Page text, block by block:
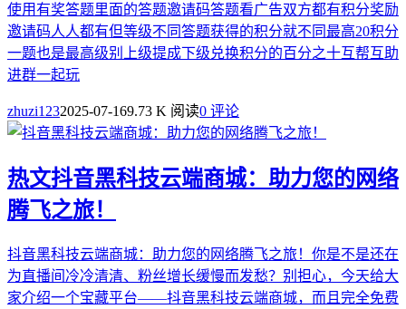
使用有奖答题里面的答题邀请码答题看广告双方都有积分奖励
邀请码人人都有但等级不同答题获得的积分就不同最高20积分
一题也是最高级别上级提成下级兑换积分的百分之十互帮互助
进群一起玩
zhuzi1232025-07-169.73 K 阅读0 评论
热文​抖音黑科技云端商城：助力您的网络
腾飞之旅！
抖音黑科技云端商城：助力您的网络腾飞之旅！你是不是还在
为直播间冷冷清清、粉丝增长缓慢而发愁？别担心，今天给大
家介绍一个宝藏平台——抖音黑科技云端商城，而且完全免费